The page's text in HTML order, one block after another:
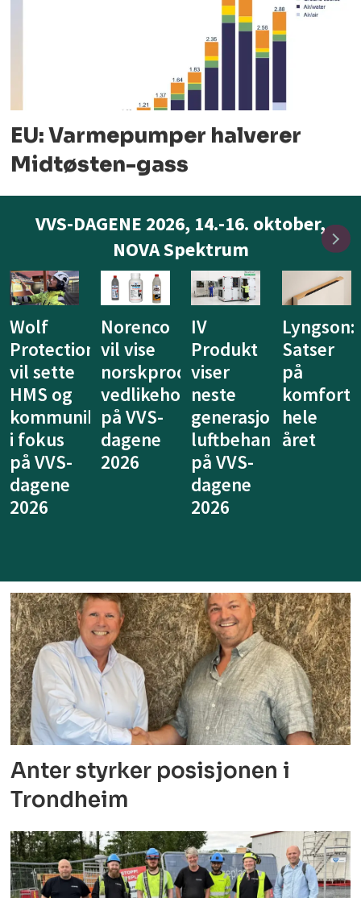
EU: Varmepumper halverer
Midtøsten-gass
VVS-DAGENE 2026, 14.-16. oktober,
NOVA Spektrum
IV
Produkt
viser
neste
generasjon
luftbehandling
på VVS-
dagene
2026
Lyngson:
Satser
på
komfort
hele
året
Niprox
lanserer
nytt
system
for
legionellasikring
på VVS-
dagene
KE
Fibertec
vil vise
at
kan
Anter styrker posisjonen i
Trondheim